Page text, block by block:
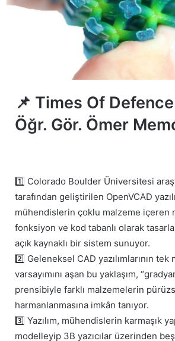
📌 Times Of Defence
Öğr. Gör. Ömer
1️⃣ Colorado Boulder Üniversitesi
tarafından geliştirilen OpenVCAD
mühendislerin çoklu malzeme içeren
fonksiyon ve kod tabanlı olarak
açık kaynaklı bir sistem sunuyor.
2️⃣ Geleneksel CAD yazılımlarının tek
varsayımını aşan bu yaklaşım,
prensibiyle farklı malzemelerin
harmanlanmasına imkân tanıyor.
3️⃣ Yazılım, mühendislerin karmaşık
modelleyip 3B yazıcılar üzerinden